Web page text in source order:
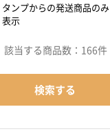
タンプからの発送商品のみ
表示
該当する商品数： 166件
検索する